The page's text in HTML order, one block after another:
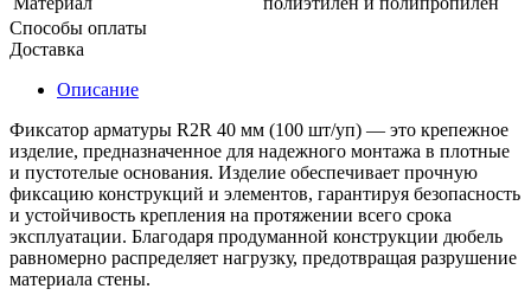
Способы оплаты
Доставка
Описание
Фиксатор арматуры R2R 40 мм (100 шт/уп) — это крепежное
изделие, предназначенное для надежного монтажа в плотные
и пустотелые основания. Изделие обеспечивает прочную
фиксацию конструкций и элементов, гарантируя безопасность
и устойчивость крепления на протяжении всего срока
эксплуатации. Благодаря продуманной конструкции дюбель
равномерно распределяет нагрузку, предотвращая разрушение
материала стены.